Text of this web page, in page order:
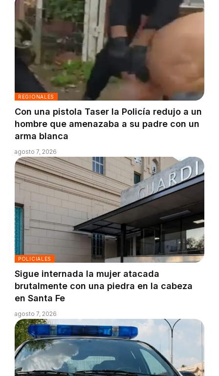
REGIONALES
Con una pistola Taser la Policía redujo a un
hombre que amenazaba a su padre con un
arma blanca
agosto 7, 2026
POLICIALES
Sigue internada la mujer atacada
brutalmente con una piedra en la cabeza
en Santa Fe
agosto 7, 2026